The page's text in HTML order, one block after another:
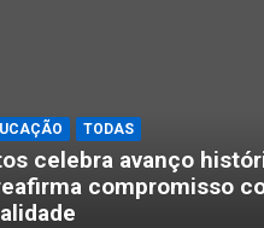
TODAS
celebra avanço
compromisso